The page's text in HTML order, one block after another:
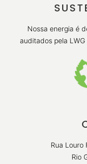
Nossa energia é
auditados pela
Rua Louro
Rio